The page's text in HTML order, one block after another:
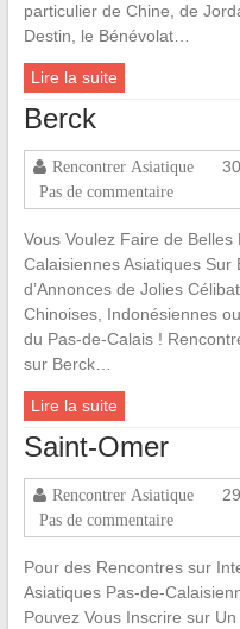
particulier de Chine, de
Destin, le Bénévolat…
Lire la suite
Berck
Rencontrer Asiatique
Pas de commentaire
Vous Voulez Faire de
Calaisiennes Asiatiques
d’Annonces de Jolies
Chinoises, Indonésiennes
du Pas-de-Calais !
sur Berck…
Lire la suite
Saint-Omer
Rencontrer Asiatique
Pas de commentaire
Pour des Rencontres sur
Asiatiques Pas-de-
Pouvez Vous Inscrire sur